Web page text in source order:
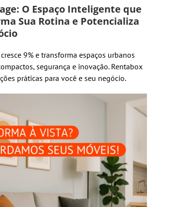
O Espaço Inteligente que
Sua Rotina e Potencializa
9% e transforma espaços urbanos
segurança e inovação. Rentabox
práticas para você e seu negócio.